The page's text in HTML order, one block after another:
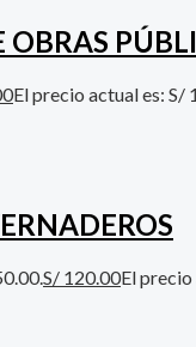
El precio actual es: S/
S/ 120.00El precio